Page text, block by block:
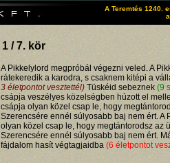
A Teremtés 1240.
1 / 7. kör
A Pikkelylord megpróbál végezni veled. A
rátekeredik a karodra, s csaknem kitépi a
3 életpontot vesztettél) Tüskéid sebeznek (9
csápja veszélyes közelségben húzott el
csápja olyan közel csap le, hogy
Szerencsére ennél súlyosabb baj nem ért. A
olyan közel csap le, hogy megtántorodsz az
Szerencsére ennél súlyosabb baj nem ért.
fájdalom hasít végtagjaidba (6 életpontot